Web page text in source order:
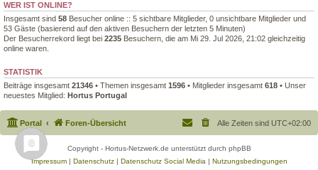
WER IST ONLINE?
Insgesamt sind 58 Besucher online :: 5 sichtbare Mitglieder, 0 unsichtbare Mitglieder und
53 Gäste (basierend auf den aktiven Besuchern der letzten 5 Minuten)
Der Besucherrekord liegt bei 2235 Besuchern, die am Mi 29. Jul 2026, 21:02 gleichzeitig
online waren.
STATISTIK
Beiträge insgesamt 21346 • Themen insgesamt 1596 • Mitglieder insgesamt 618 • Unser
neuestes Mitglied: Hortus Portugal
Portal Foren-Übersicht Alle Zeiten sind UTC+02:00
Copyright - Hortus-Netzwerk.de unterstützt durch phpBB
Impressum| Datenschutz| Datenschutz Social Media | Nutzungsbedingungen